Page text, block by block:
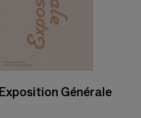
Exposition Générale